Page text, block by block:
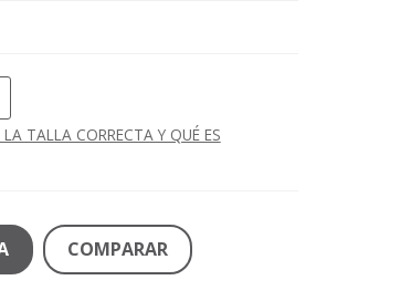
TALLA CORRECTA Y QUÉ ES
COMPARAR